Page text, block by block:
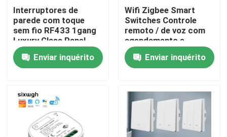
Produtos
Sobre nós
Excursão da fábrica
Controle da qualidade
Interruptores de
parede com toque
sem fio RF433 1gang
Luxury Glass Panel
Remote Control
Switch Light support
voice control
Enviar inquérito
Wifi Zigbee Smart
Switches Controle
remoto / de voz com
agendamento e
automação
Enviar inquérito